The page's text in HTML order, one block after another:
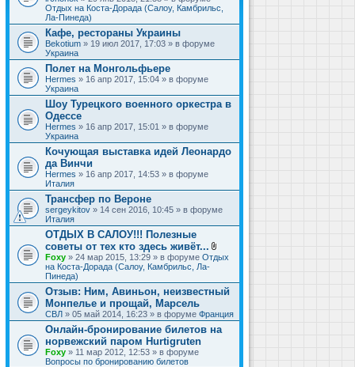
Отдых на Коста-Дорада (Салоу, Камбрильс,
Ла-Пинеда)
Кафе, рестораны Украины
Bekotium » 19 июл 2017, 17:03 » в форуме
Украина
Полет на Монгольфьере
Hermes » 16 апр 2017, 15:04 » в форуме
Украина
Шоу Турецкого военного оркестра в
Одессе
Hermes » 16 апр 2017, 15:01 » в форуме
Украина
Кочующая выставка идей Леонардо
да Винчи
Hermes » 16 апр 2017, 14:53 » в форуме
Италия
Трансфер по Вероне
sergeykitov » 14 сен 2016, 10:45 » в форуме
Италия
ОТДЫХ В САЛОУ!!! Полезные
советы от тех кто здесь живёт...
В
л
ж
е
и
я
Foxy » 24 мар 2015, 13:29 » в форуме Отдых
на Коста-Дорада (Салоу, Камбрильс, Ла-
Пинеда)
Отзыв: Ним, Авиньон, неизвестный
Монпелье и прощай, Марсель
СВЛ » 05 май 2014, 16:23 » в форуме Франция
Онлайн-бронирование билетов на
норвежский паром Hurtigruten
Foxy » 11 мар 2012, 12:53 » в форуме
Вопросы по бронированию билетов